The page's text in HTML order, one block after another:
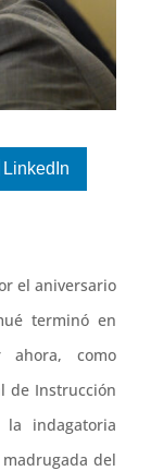
LinkedIn
el aniversario
terminó en
ahora, como
de Instrucción
indagatoria
del